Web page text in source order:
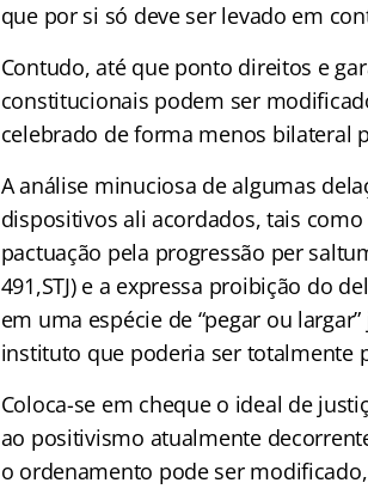
que por si só deve ser levado em
Contudo, até que ponto direitos e
constitucionais podem ser
celebrado de forma menos bilateral
A análise minuciosa de algumas
dispositivos ali acordados, tais
pactuação pela progressão per
491,STJ) e a expressa proibição do
em uma espécie de “pegar ou
instituto que poderia ser totalmente
Coloca-se em cheque o ideal de
ao positivismo atualmente
o ordenamento pode ser